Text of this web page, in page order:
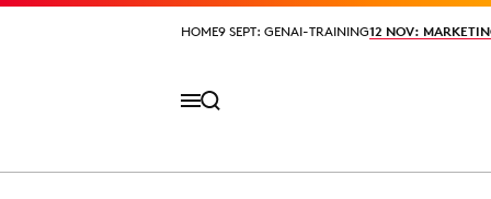
HOME9 SEPT: GENAI-TRAINING12 NOV:
HOME9 SEPT: GENAI-TRAINING12 NOV: